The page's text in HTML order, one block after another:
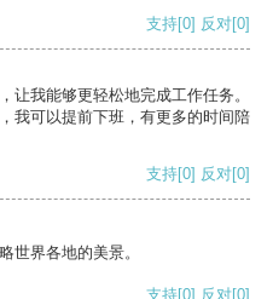
支持[0] 反对[0]
让我能够更轻松地完成工作任务。
我可以提前下班，有更多的时间陪
支持[0] 反对[0]
世界各地的美景。
支持[0] 反对[0]